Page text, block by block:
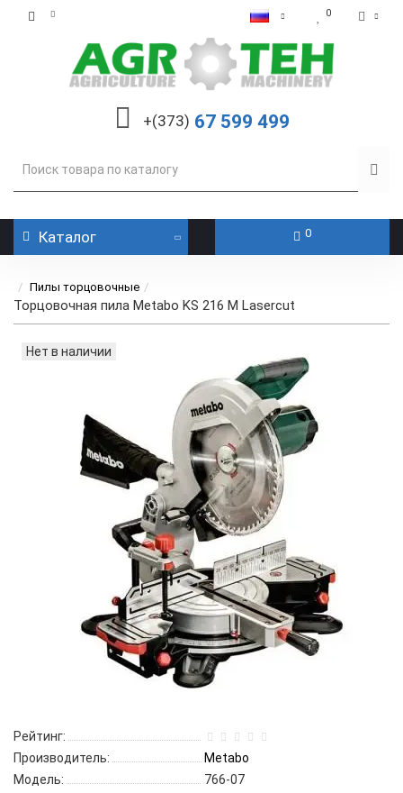
0
+(373) 67 599 499
Каталог 0
Пилы торцовочные
Торцовочная пила Metabo KS 216 M Lasercut
Нет в наличии
Рейтинг:
Производитель:
Metabo
Модель:
766-07